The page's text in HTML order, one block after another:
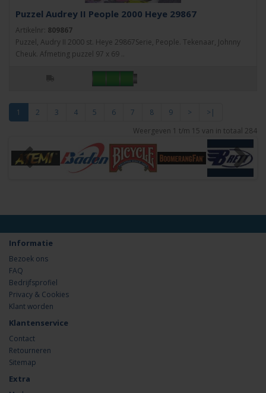
Puzzel Audrey II People 2000 Heye 29867
Artikelnr: 809867
Puzzel, Audry II 2000 st. Heye 29867Serie, People. Tekenaar, Johnny
Cheuk. Afmeting puzzel 97 x 69 ..
1 2 3 4 5 6 7 8 9 >
>|
Weergeven 1 t/m 15 van in totaal 284
Informatie
Bezoek ons
FAQ
Bedrijfsprofiel
Privacy & Cookies
Klant worden
Klantenservice
Contact
Retourneren
Sitemap
Extra